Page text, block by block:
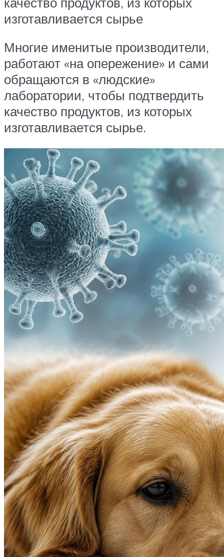
изготавливается сырье
Многие именитые производители,
работают «на опережение» и сами
обращаются в «людские»
лаборатории, чтобы подтвердить
качество продуктов, из которых
изготавливается сырье.